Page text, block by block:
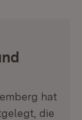
hat
die